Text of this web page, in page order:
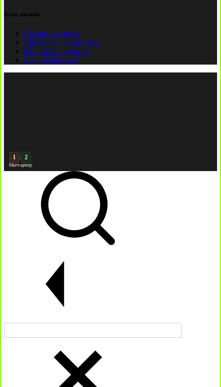
База знаний
Ставки на спорт
Причины и симптомы
Кто такой лудоман?
Как избавиться?
2 : 2
Матч-центр